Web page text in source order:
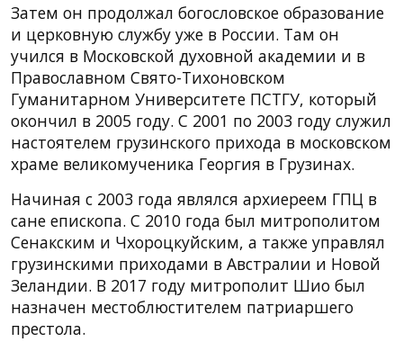
Затем он продолжал богословское образование
и церковную службу уже в России. Там он
учился в Московской духовной академии и в
Православном Свято-Тихоновском
Гуманитарном Университете ПСТГУ, который
окончил в 2005 году. С 2001 по 2003 году служил
настоятелем грузинского прихода в московском
храме великомученика Георгия в Грузинах.
Начиная с 2003 года являлся архиереем ГПЦ в
сане епископа. С 2010 года был митрополитом
Сенакским и Чхороцкуйским, а также управлял
грузинскими приходами в Австралии и Новой
Зеландии. В 2017 году митрополит Шио был
назначен местоблюстителем патриаршего
престола.